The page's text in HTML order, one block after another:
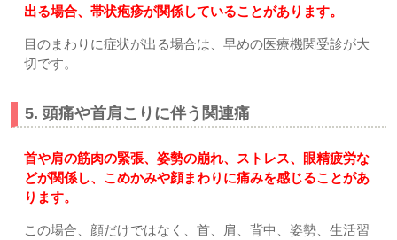
出る場合、帯状疱疹が関係していることがあります。
目のまわりに症状が出る場合は、早めの医療機関受診が大
切です。
5. 頭痛や首肩こりに伴う関連痛
首や肩の筋肉の緊張、姿勢の崩れ、ストレス、眼精疲労な
どが関係し、こめかみや顔まわりに痛みを感じることがあ
ります。
この場合、顔だけではなく、首、肩、背中、姿勢、生活習